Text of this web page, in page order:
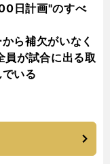
日計画"のすべ
ら補欠がいなく
員が試合に出る取
いる